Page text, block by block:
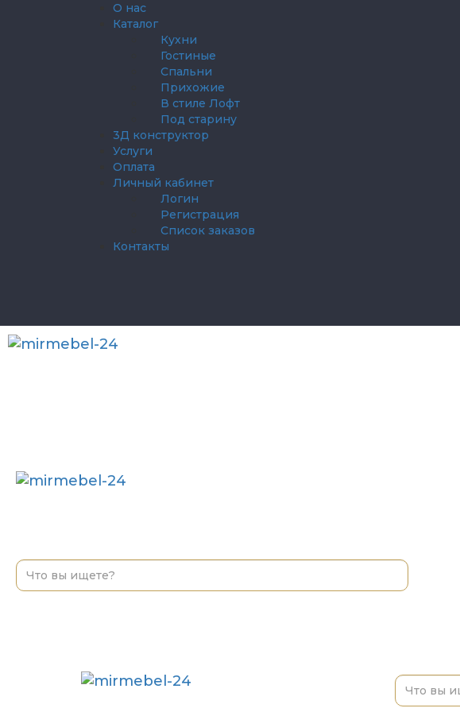
О нас
Каталог
Кухни
Гостиные
Спальни
Прихожие
В стиле Лофт
Под старину
3Д конструктор
Услуги
Оплата
Личный кабинет
Логин
Регистрация
Список заказов
Контакты